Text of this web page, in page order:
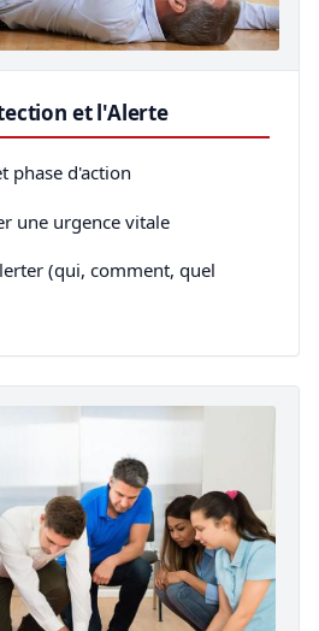
et l'Alerte
phase d'action
une urgence vitale
(qui, comment, quel